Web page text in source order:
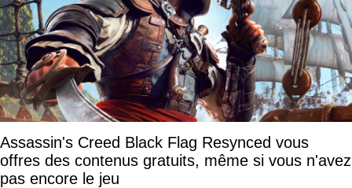
Assassin's Creed Black Flag Resynced vous
offres des contenus gratuits, même si vous n'avez
pas encore le jeu